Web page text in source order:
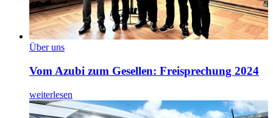
Über uns
Vom Azubi zum Gesellen: Freisprechung 2024
weiterlesen